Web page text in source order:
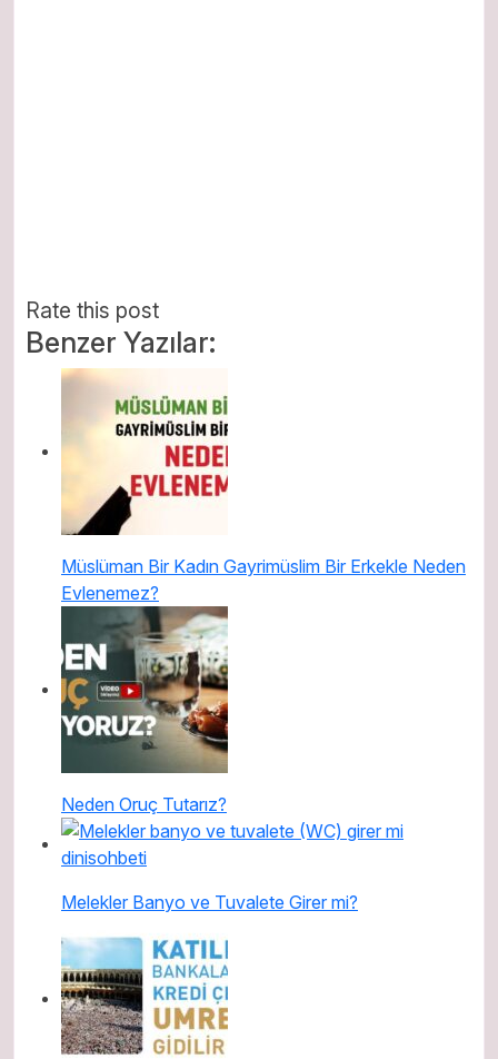
Rate this post
Benzer Yazılar:
Müslüman Bir Kadın Gayrimüslim Bir Erkekle Neden
Evlenemez?
Neden Oruç Tutarız?
Melekler Banyo ve Tuvalete Girer mi?